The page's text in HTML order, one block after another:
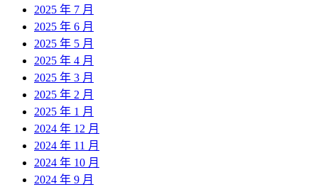
2025 年 7 月
2025 年 6 月
2025 年 5 月
2025 年 4 月
2025 年 3 月
2025 年 2 月
2025 年 1 月
2024 年 12 月
2024 年 11 月
2024 年 10 月
2024 年 9 月